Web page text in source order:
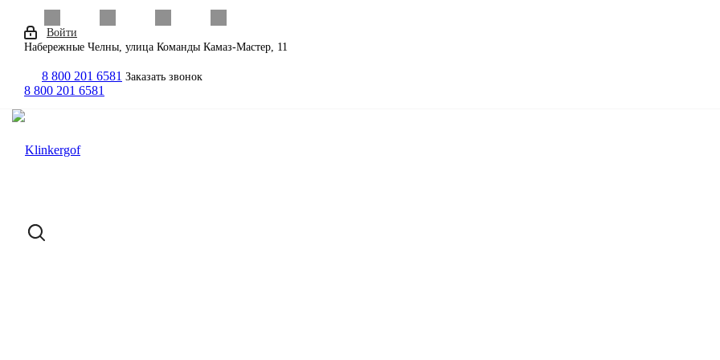
Войти
Набережные Челны, улица Команды Камаз-Мастер, 11
8 800 201 6581
8 800 201 6581
Заказать звонок